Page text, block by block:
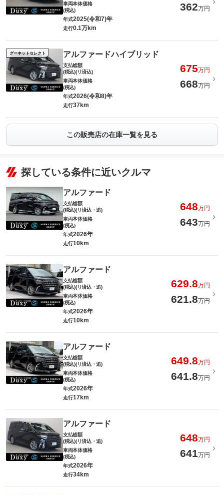
車両本体価格
(税込)
362万円
年式2025(令和7)年
走行0.1万km
グーネットセレクト アルファードハイブリッド
支払総額
(税込)(リ済込)
675万円
車両本体価格
(税込)
668万円
年式2026(令和8)年
走行37km
この販売店の在庫一覧を見る
探している条件に近いクルマ
アルファード
支払総額
(税込)(リ済込・追)
648万円
車両本体価格
(税込)
643万円
年式2026年
走行10km
アルファード
支払総額
(税込)(リ済込・追)
629.8万円
車両本体価格
(税込)
621.8万円
年式2026年
走行10km
アルファード
支払総額
(税込)(リ済込・追)
649.8万円
車両本体価格
(税込)
641.8万円
年式2026年
走行17km
アルファード
支払総額
(税込)(リ済込・追)
648万円
車両本体価格
(税込)
641万円
年式2026年
走行34km